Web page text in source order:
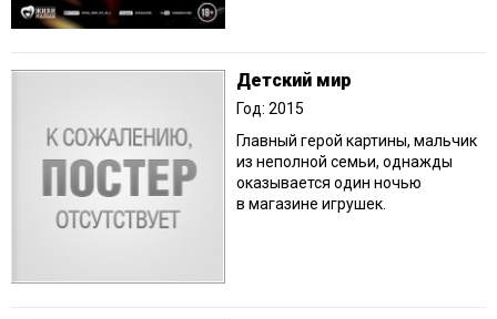
Детский мир
Год: 2015
Главный герой картины, мальчик
из неполной семьи, однажды
оказывается один ночью
в магазине игрушек.